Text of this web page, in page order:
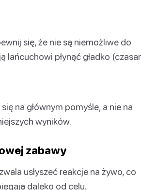
się, że nie są niemożliwe do
płynąć gładko
na głównym pomyśle, a nie na
wyników.
zabawy
usłyszeć reakcje na żywo, co
daleko od celu.